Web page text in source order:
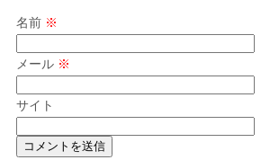
名前 ※
メール ※
サイト